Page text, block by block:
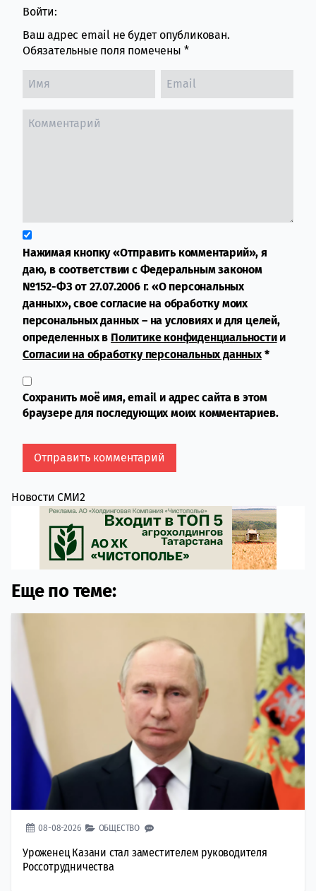
Войти:
Ваш адрес email не будет опубликован.
Обязательные поля помечены *
Нажимая кнопку «Отправить комментарий», я
даю, в соответствии с Федеральным законом
№152-ФЗ от 27.07.2006 г. «О персональных
данных», свое согласие на обработку моих
персональных данных – на условиях и для целей,
определенных в Политике конфиденциальностии
Согласии на обработку персональных данных*
Сохранить моё имя, email и адрес сайта в этом
браузере для последующих моих комментариев.
Новости СМИ2
Еще по теме:
08-08-2026 ОБЩЕСТВО
Уроженец Казани стал заместителем руководителя
Россотрудничества